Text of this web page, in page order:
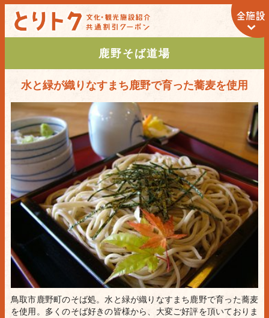
鹿野そば道場
水と緑が織りなすまち鹿野で育った蕎麦を使用
鳥取市鹿野町のそば処。水と緑が織りなすまち鹿野で育った蕎麦
を使用。多くのそば好きの皆様から、大変ご好評を頂いておりま